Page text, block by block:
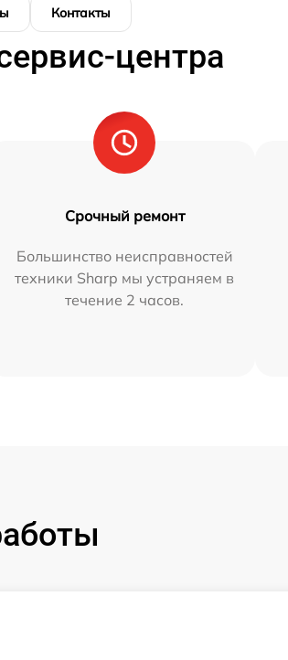
Контакты
центра
Срочный ремонт
Большинство неисправностей
техники Sharp мы устраняем в
течение 2 часов.